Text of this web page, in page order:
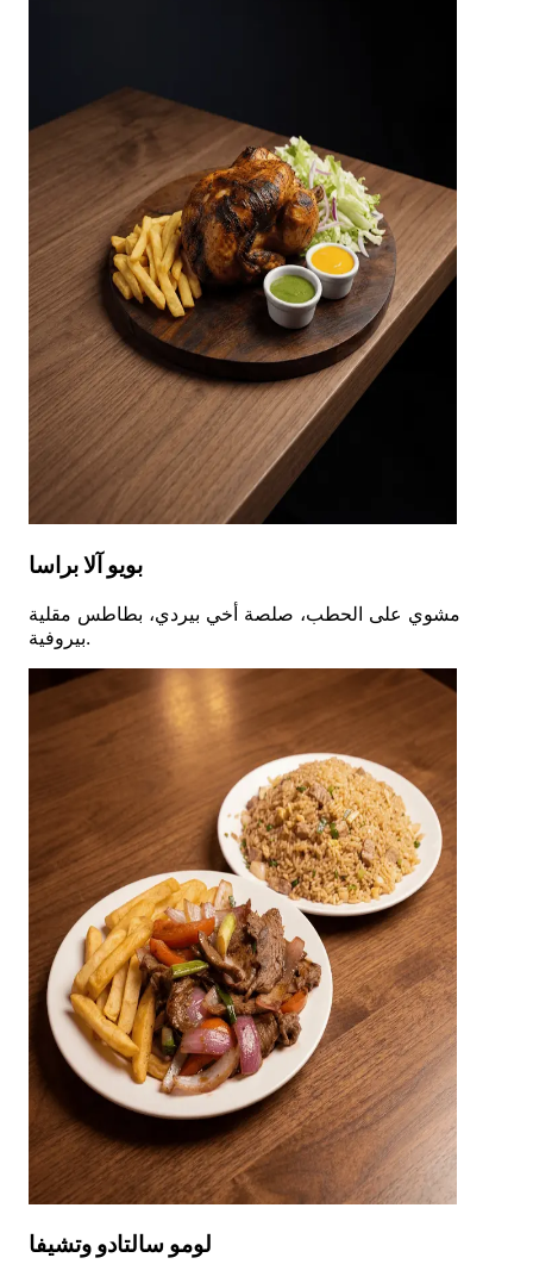
بويو آلا براسا
مشوي على الحطب، صلصة أخي بيردي، بطاطس مقلية
بيروفية.
لومو سالتادو وتشيفا